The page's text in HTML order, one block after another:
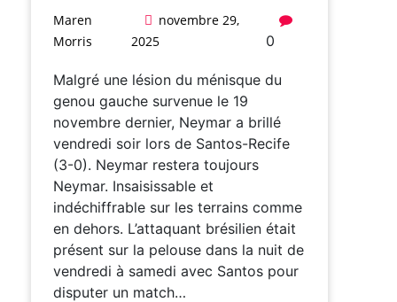
Maren
Morris
novembre 29,
2025
0
Malgré une lésion du ménisque du
genou gauche survenue le 19
novembre dernier, Neymar a brillé
vendredi soir lors de Santos-Recife
(3-0). Neymar restera toujours
Neymar. Insaisissable et
indéchiffrable sur les terrains comme
en dehors. L’attaquant brésilien était
présent sur la pelouse dans la nuit de
vendredi à samedi avec Santos pour
disputer un match…